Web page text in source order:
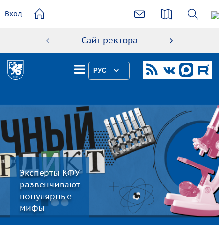
содержанию
Вход
Сайт ректора
РУС
Эксперты КФУ
развенчивают
популярные
мифы